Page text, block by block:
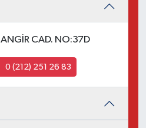
CAD. NO:37D
0 (212) 251 26 83